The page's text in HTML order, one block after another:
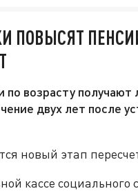
ПОВЫСЯТ
по возрасту
двух лет после
новый этап
кассе